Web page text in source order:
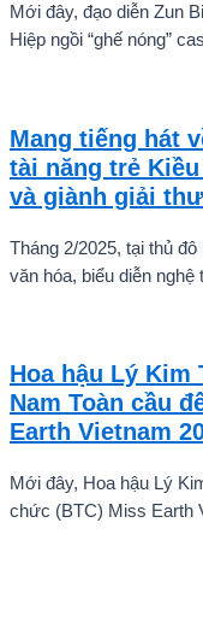
Mới đây, đạo diễn Zun
Hiệp ngồi “ghế nóng”
Mang tiếng hát
tài năng trẻ
và giành giải
Tháng 2/2025, tại thủ
văn hóa, biểu diễn nghệ
ấn tượng mạnh với
quê hương.
Hoa hậu Lý Kim
Nam Toàn cầu
Earth Vietnam
Mới đây, Hoa hậu Lý
chức (BTC) Miss Earth